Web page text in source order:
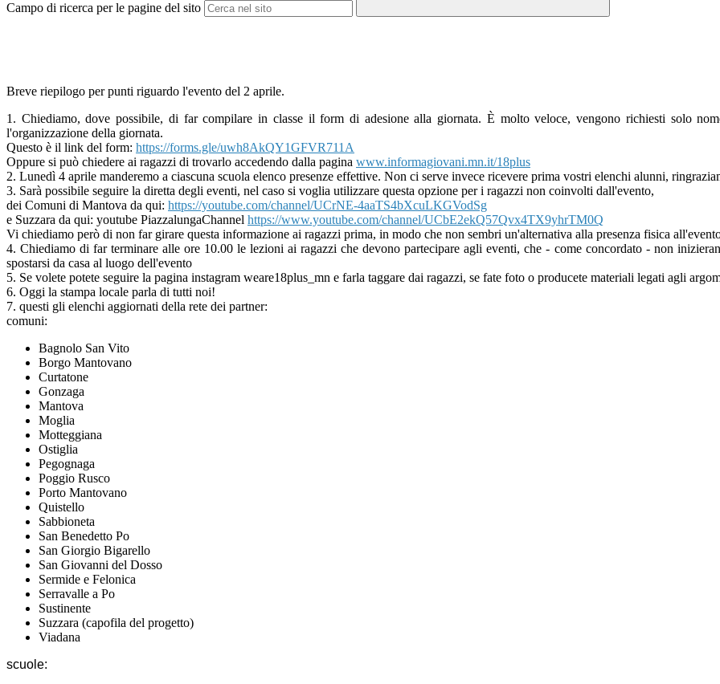
Campo di ricerca per le pagine del sito
Breve riepilogo per punti riguardo l'evento del 2 aprile.
1. Chiediamo, dove possibile, di far compilare in classe il form di adesione alla giornata. È molto veloce, vengono richiesti solo
l'organizzazione della giornata.
Questo è il link del form: https://forms.gle/uwh8AkQY1GFVR711A
Oppure si può chiedere ai ragazzi di trovarlo accedendo dalla pagina www.informagiovani.mn.it/18plus
2. Lunedì 4 aprile manderemo a ciascuna scuola elenco presenze effettive. Non ci serve invece ricevere prima vostri elenchi alunni,
3. Sarà possibile seguire la diretta degli eventi, nel caso si voglia utilizzare questa opzione per i ragazzi non coinvolti dall'evento,
dei Comuni di Mantova da qui: https://youtube.com/channel/UCrNE-4aaTS4bXcuLKGVodSg
e Suzzara da qui: youtube PiazzalungaChannel https://www.youtube.com/channel/UCbE2ekQ57Qvx4TX9yhrTM0Q
Vi chiediamo però di non far girare questa informazione ai ragazzi prima, in modo che non sembri un'alternativa alla presenza fisica
4. Chiediamo di far terminare alle ore 10.00 le lezioni ai ragazzi che devono partecipare agli eventi, che - come concordato - non
spostarsi da casa al luogo dell'evento
5. Se volete potete seguire la pagina instagram weare18plus_mn e farla taggare dai ragazzi, se fate foto o producete materiali legati agli
6. Oggi la stampa locale parla di tutti noi!
7. questi gli elenchi aggiornati della rete dei partner:
comuni:
Bagnolo San Vito
Borgo Mantovano
Curtatone
Gonzaga
Mantova
Moglia
Motteggiana
Ostiglia
Pegognaga
Poggio Rusco
Porto Mantovano
Quistello
Sabbioneta
San Benedetto Po
San Giorgio Bigarello
San Giovanni del Dosso
Sermide e Felonica
Serravalle a Po
Sustinente
Suzzara (capofila del progetto)
Viadana
scuole: